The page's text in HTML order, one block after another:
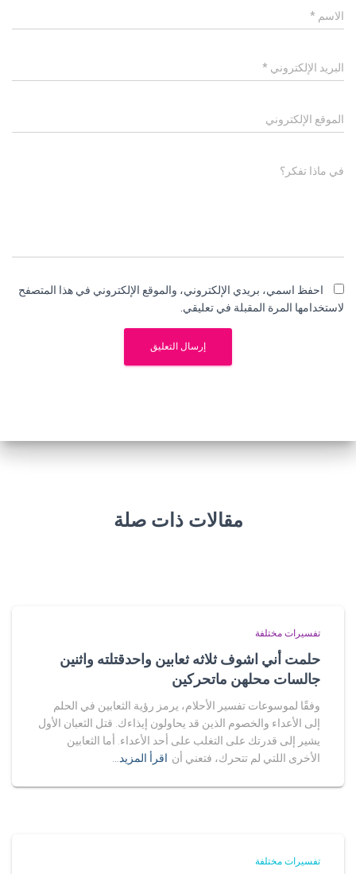
الاسم *
البريد الإلكتروني *
الموقع الإلكتروني
في ماذا تفكر؟
احفظ اسمي، بريدي الإلكتروني، والموقع الإلكتروني في هذا المتصفح
لاستخدامها المرة المقبلة في تعليقي.
مقالات ذات صلة
تفسيرات مختلفة
حلمت أني اشوف ثلاثه ثعابين واحدقتلته واثنين
جالسات محلهن ماتحركين
وفقًا لموسوعات تفسير الأحلام، يرمز رؤية الثعابين في الحلم
إلى الأعداء والخصوم الذين قد يحاولون إيذاءك. قتل الثعبان الأول
يشير إلى قدرتك على التغلب على أحد الأعداء. أما الثعابين
الأخرى اللتي لم تتحرك، فتعني أن اقرأ المزيد…
تفسيرات مختلفة